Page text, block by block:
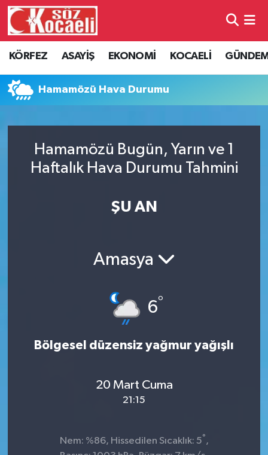
KÖRFEZ ASAYİŞ EKONOMİ KOCAELİ
Hamamözü Hava Durumu
Hamamözü Bugün, Yarın ve 1
Haftalık Hava Durumu Tahmini
ŞU AN
Amasya
6°
Bölgesel düzensiz yağmur yağışlı
20 Mart Cuma
21:15
Nem: %86, Hissedilen Sıcaklık: 5° ,
Kocaeli Hava Durumu
Kocaeli Namaz Vakitleri
Süper Lig Puan Durumu ve Fikstür